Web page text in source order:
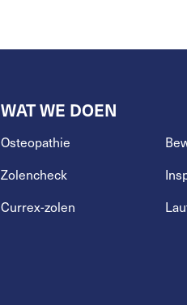
WAT WE DOEN
Osteopathie
Zolencheck
Currex-zolen